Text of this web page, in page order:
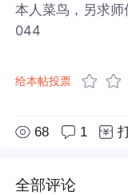
本人菜鸟，另求
044
给本帖投票
68 1
全部评论